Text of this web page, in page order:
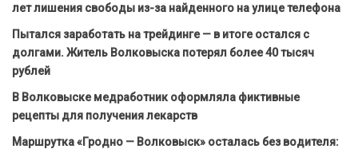
лет лишения свободы из-за найденного на улице телефона
Пытался заработать на трейдинге — в итоге остался с
долгами. Житель Волковыска потерял более 40 тысяч
рублей
В Волковыске медработник оформляла фиктивные
рецепты для получения лекарств
Маршрутка «Гродно — Волковыск» осталась без водителя: